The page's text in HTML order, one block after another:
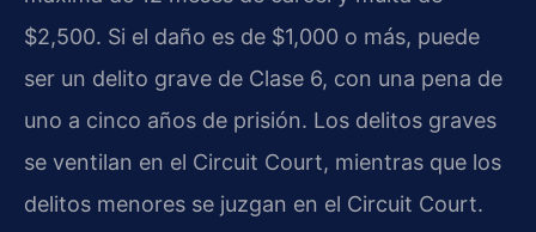
$2,500. Si el daño es de $1,000 o más, puede
ser un delito grave de Clase 6, con una pena de
uno a cinco años de prisión. Los delitos graves
se ventilan en el Circuit Court, mientras que los
delitos menores se juzgan en el Circuit Court.